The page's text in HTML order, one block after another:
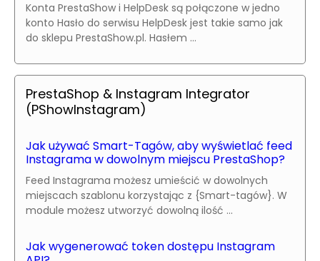
Konta PrestaShow i HelpDesk są połączone w jedno
konto Hasło do serwisu HelpDesk jest takie samo jak
do sklepu PrestaShow.pl. Hasłem ...
PrestaShop & Instagram Integrator
(PShowInstagram)
Jak używać Smart-Tagów, aby wyświetlać feed
Instagrama w dowolnym miejscu PrestaShop?
Feed Instagrama możesz umieścić w dowolnych
miejscach szablonu korzystając z {Smart-tagów}. W
module możesz utworzyć dowolną ilość ...
Jak wygenerować token dostępu Instagram